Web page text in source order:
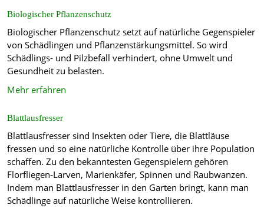
Biologischer Pflanzenschutz
Biologischer Pflanzenschutz setzt auf natürliche Gegenspieler
von Schädlingen und Pflanzenstärkungsmittel. So wird
Schädlings- und Pilzbefall verhindert, ohne Umwelt und
Gesundheit zu belasten.
Mehr erfahren
Blattlausfresser
Blattlausfresser sind Insekten oder Tiere, die Blattläuse
fressen und so eine natürliche Kontrolle über ihre Population
schaffen. Zu den bekanntesten Gegenspielern gehören
Florfliegen-Larven, Marienkäfer, Spinnen und Raubwanzen.
Indem man Blattlausfresser in den Garten bringt, kann man
Schädlinge auf natürliche Weise kontrollieren.